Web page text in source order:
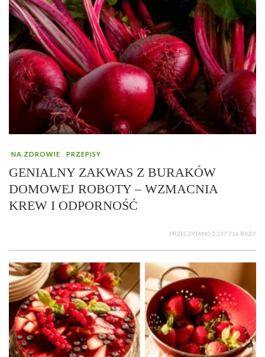
NA ZDROWIE PRZEPISY
GENIALNY ZAKWAS Z BURAKÓW
DOMOWEJ ROBOTY – WZMACNIA
KREW I ODPORNOŚĆ
PRZECZYTANO 2 237 716 RAZY